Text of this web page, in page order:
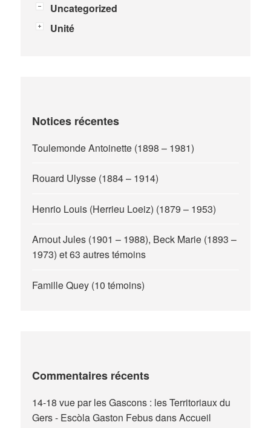
Uncategorized
Unité
Notices récentes
Toulemonde Antoinette (1898 – 1981)
Rouard Ulysse (1884 – 1914)
Henrio Louis (Herrieu Loeiz) (1879 – 1953)
Arnout Jules (1901 – 1988), Beck Marie (1893 –
1973) et 63 autres témoins
Famille Quey (10 témoins)
Commentaires récents
14-18 vue par les Gascons : les Territoriaux du
Gers - Escòla Gaston FebusdansAccueil